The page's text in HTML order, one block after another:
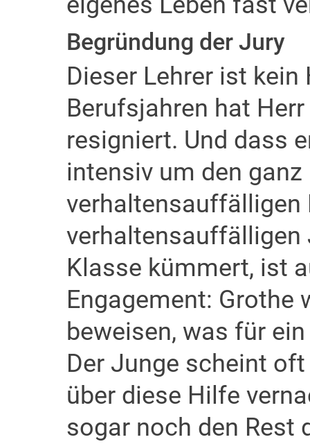
Begründung der Jury
Dieser Lehrer ist kein
Berufsjahren hat
resigniert. Und dass
intensiv um den
verhaltensauffälligen
verhaltensauffälligen
Klasse kümmert, ist
Engagement: Grothe
beweisen, was für
Der Junge scheint
über diese Hilfe
sogar noch den Rest